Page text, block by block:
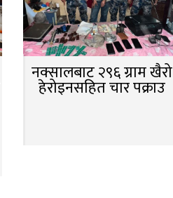
नक्सालबाट २९६ ग्राम खैरो
हेरोइनसहित चार पक्राउ